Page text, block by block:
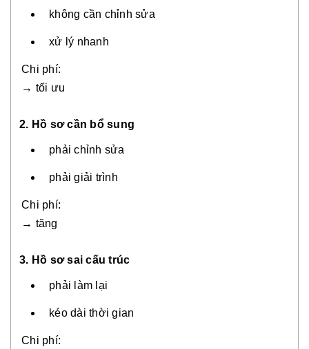
không cần chỉnh sửa
xử lý nhanh
Chi phí:
→ tối ưu
2. Hồ sơ cần bổ sung
phải chỉnh sửa
phải giải trình
Chi phí:
→ tăng
3. Hồ sơ sai cấu trúc
phải làm lại
kéo dài thời gian
Chi phí: